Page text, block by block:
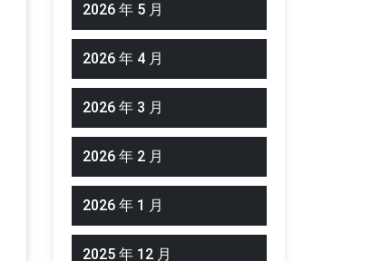
2026 年 5 月
2026 年 4 月
2026 年 3 月
2026 年 2 月
2026 年 1 月
2025 年 12 月